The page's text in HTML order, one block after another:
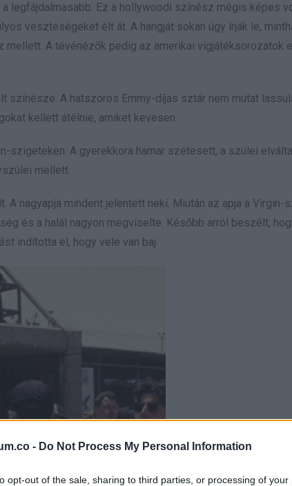
- Do Not Process My Personal Information
opt-out of the sale, sharing to third parties, or processing of your
legfájdalmasabb. Ez a hollywoodi színész mégis képes
veszteségeket élt át. A hangját sokan úgy írják le,
A tévénézők pedig az amerikai vígjátéksorozatok
A hatszoros Emmy-díjas sztár nem mutat
kellett átélnie, amiket kevesen.
szigeteken. A gyerekkora hamar szétesett, a szülei
mellett.
A nagyapja mindent jelentett neki. Miután az apja a Virgin-
és a halál nagyon megviselte. Később arról beszélt,
indította el, hogy vele van baj.